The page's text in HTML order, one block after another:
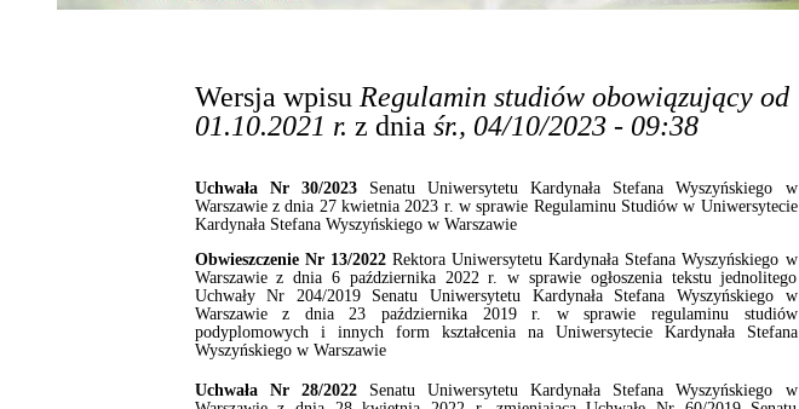
Wersja wpisu Regulamin studiów obowiązujący od
01.10.2021 r. z dnia śr., 04/10/2023 - 09:38
Uchwała Nr 30/2023Senatu Uniwersytetu Kardynała Stefana Wyszyńskiego w
Warszawie z dnia 27 kwietnia 2023 r. w sprawie Regulaminu Studiów w Uniwersytecie
Kardynała Stefana Wyszyńskiego w Warszawie
Obwieszczenie Nr 13/2022Rektora Uniwersytetu Kardynała Stefana Wyszyńskiego w
Warszawie z dnia 6 października 2022 r. w sprawie ogłoszenia tekstu jednolitego
Uchwały Nr 204/2019 Senatu Uniwersytetu Kardynała Stefana Wyszyńskiego w
Warszawie z dnia 23 października 2019 r. w sprawie regulaminu studiów
podyplomowych i innych form kształcenia na Uniwersytecie Kardynała Stefana
Wyszyńskiego w Warszawie
Uchwała Nr 28/2022Senatu Uniwersytetu Kardynała Stefana Wyszyńskiego w